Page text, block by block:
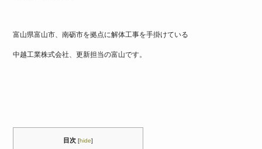
e
b
o
er
富山県富山市、南砺市を拠点に解体工事を手掛けている
中越工業株式会社、更新担当の富山です。
目次 [hide]